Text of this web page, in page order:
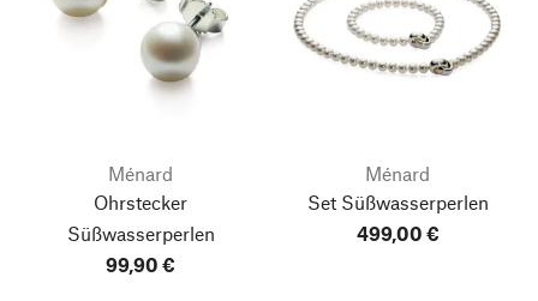
Ménard
Ohrstecker
Süßwasserperlen
99,90 €
Ménard
Set Süßwasserperlen
499,00 €